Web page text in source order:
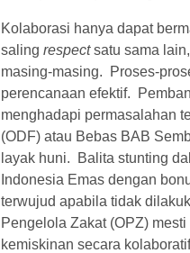
Kolaborasi hanya dapat
saling respectsatu sama
masing-masing. Proses-
perencanaan efektif.
menghadapi permasalahan
(ODF) atau Bebas BAB
layak huni. Balita stunting
Indonesia Emas dengan
terwujud apabila tidak
Pengelola Zakat (OPZ)
kemiskinan secara